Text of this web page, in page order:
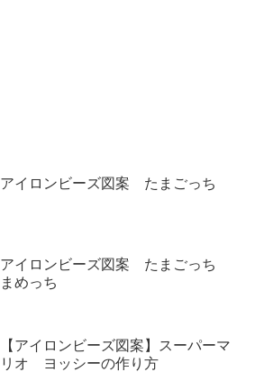
アイロンビーズ図案 たまごっち
アイロンビーズ図案 たまごっち
まめっち
【アイロンビーズ図案】スーパーマ
リオ ヨッシーの作り方